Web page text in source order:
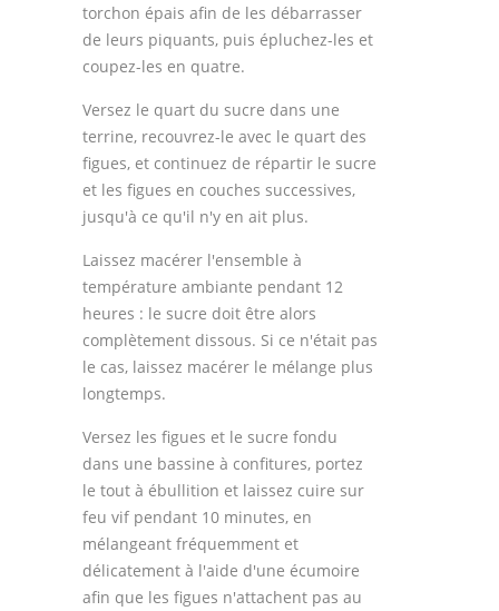
Articles
Actualités
Astuces de cuisine
Leçons de cuisine
Fêtes Religieuses
Chefs
Forum
Thèmes
Espace Personnel
torchon épais afin de les débarrasser
de leurs piquants, puis épluchez-les et
coupez-les en quatre.
Versez le quart du sucre dans une
terrine, recouvrez-le avec le quart des
figues, et continuez de répartir le sucre
et les figues en couches successives,
jusqu'à ce qu'il n'y en ait plus.
Laissez macérer l'ensemble à
température ambiante pendant 12
heures : le sucre doit être alors
complètement dissous. Si ce n'était pas
le cas, laissez macérer le mélange plus
longtemps.
Versez les figues et le sucre fondu
dans une bassine à confitures, portez
le tout à ébullition et laissez cuire sur
feu vif pendant 10 minutes, en
mélangeant fréquemment et
délicatement à l'aide d'une écumoire
afin que les figues n'attachent pas au